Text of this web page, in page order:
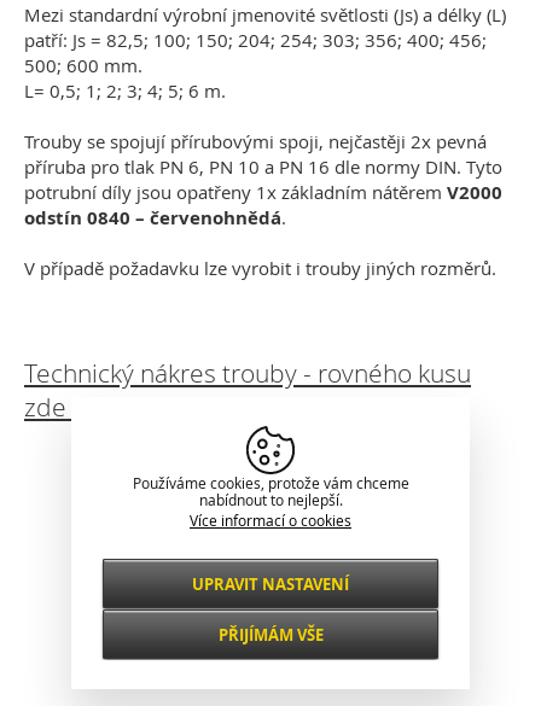
Mezi standardní výrobní jmenovité světlosti (Js) a délky (L)
patří: Js = 82,5; 100; 150; 204; 254; 303; 356; 400; 456;
500; 600 mm.
L= 0,5; 1; 2; 3; 4; 5; 6 m.
Trouby se spojují přírubovými spoji, nejčastěji 2x pevná
příruba pro tlak PN 6, PN 10 a PN 16 dle normy DIN. Tyto
potrubní díly jsou opatřeny 1x základním nátěrem V2000
odstín 0840 – červenohnědá.
V případě požadavku lze vyrobit i trouby jiných rozměrů.
Technický nákres trouby - rovného kusu
zde ke stažení:
Klasické zobrazení
Používáme cookies, protože vám chceme
nabídnout to nejlepší.
Více informací o cookies
Nezbytné
VŽDY AKTIVNÍ
Funkční a
UPRAVIT NASTAVENÍ
PŘIJÍMÁM VŠE